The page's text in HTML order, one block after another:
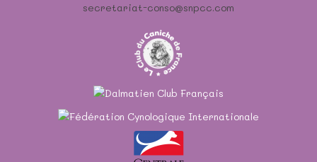
secretariat-conso@snpcc.com